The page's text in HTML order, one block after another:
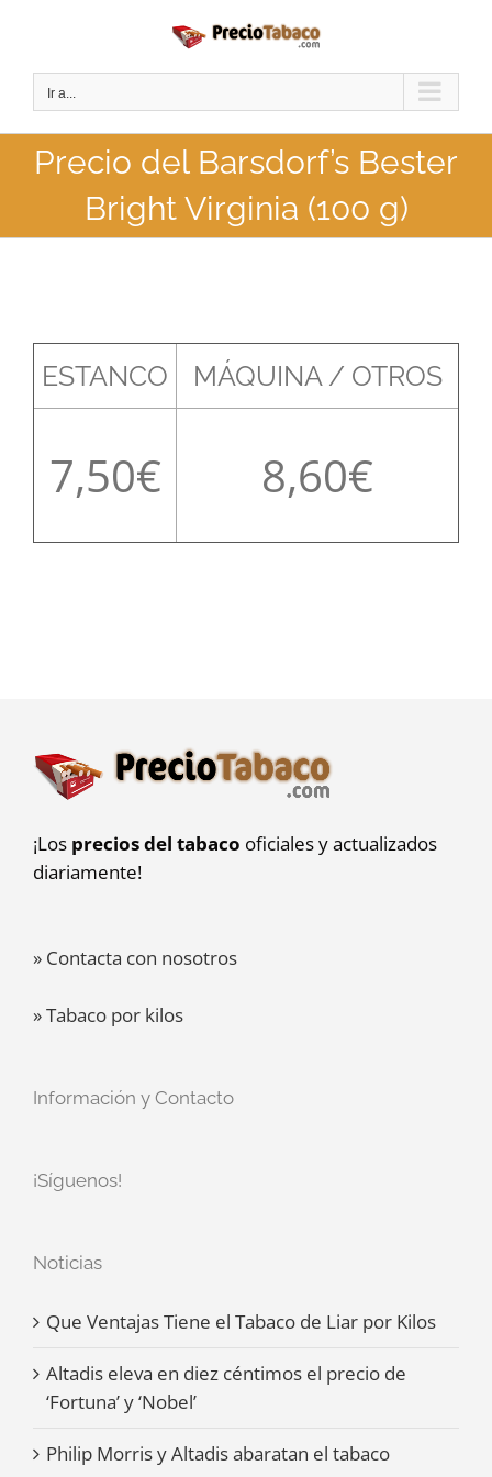
contenido
Ir a...
Precio del Barsdorf’s Bester
Bright Virginia (100 g)
ESTANCO MÁQUINA / OTROS
7,50 8,60
¡Los precios del tabaco oficiales y actualizados
diariamente!
» Contacta con nosotros
» Tabaco por kilos
Información y Contacto
¡Síguenos!
Noticias
Que Ventajas Tiene el Tabaco de Liar por Kilos
Altadis eleva en diez céntimos el precio de
‘Fortuna’ y ‘Nobel’
Philip Morris y Altadis abaratan el tabaco